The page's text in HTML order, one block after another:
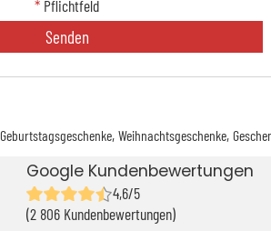
* Pflichtfeld
Senden
Geburtstagsgeschenke Weihnachtsgeschenke
Google Kundenbewertungen
4,6/5
(2 806 Kundenbewertungen)